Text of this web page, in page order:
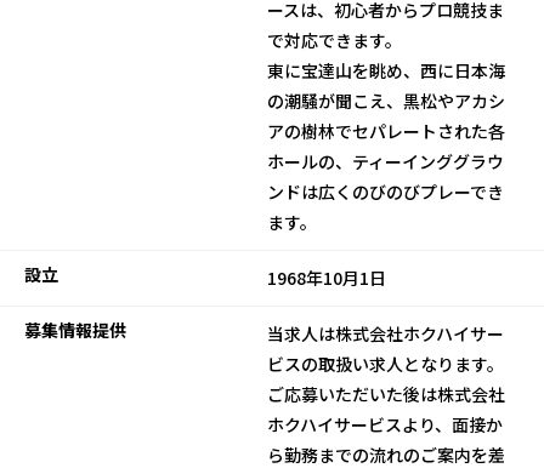
ースは、初心者からプロ競技ま
で対応できます。
東に宝達山を眺め、西に日本海
の潮騒が聞こえ、黒松やアカシ
アの樹林でセパレートされた各
ホールの、ティーインググラウ
ンドは広くのびのびプレーでき
ます。
設立 1968年10月1日
募集情報提供
当求人は株式会社ホクハイサー
ビスの取扱い求人となります。
ご応募いただいた後は株式会社
ホクハイサービスより、面接か
ら勤務までの流れのご案内を差